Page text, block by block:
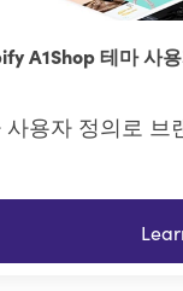
A1Shop 테마 사
사용자 정의로 브